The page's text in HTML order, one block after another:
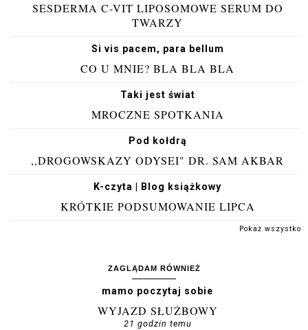
SESDERMA C-VIT LIPOSOMOWE SERUM DO
TWARZY
Si vis pacem, para bellum
CO U MNIE? BLA BLA BLA
Taki jest świat
MROCZNE SPOTKANIA
Pod kołdrą
,,DROGOWSKAZY ODYSEI" DR. SAM AKBAR
K-czyta | Blog książkowy
KRÓTKIE PODSUMOWANIE LIPCA
Pokaż wszystko
ZAGLĄDAM RÓWNIEŻ
mamo poczytaj sobie
WYJAZD SŁUŻBOWY
21 godzin temu